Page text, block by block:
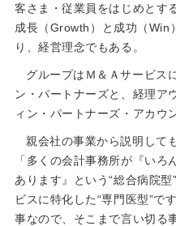
客さま・従業員をはじめとす
成長（Growth）と成功（Win
り、経営理念でもある。
グループはＭ＆Ａサービス
ン・パートナーズと、経理ア
ィン・パートナーズ・アカウ
親会社の事業から説明して
「多くの会計事務所が『い
あります』という“総合病院
ビスに特化した“専門医型”で
事なので、そこまで言い切る